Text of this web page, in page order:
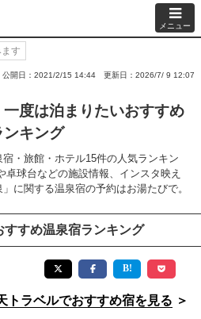
メニュー
す
公開日：2021/2/15 14:44 更新日：2026/7/ 9 12:07
度は泊まりたいおすすめ
キング
宿・旅館・ホテル15件の人気ランキン
球台などの施設情報、インスタ映え
に関する温泉宿の予約はお湯たびで。
すすめ温泉宿ランキング
トラベルでおすすめ宿を見る ＞